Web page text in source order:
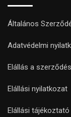
Általános
Adatvédelmi
Elállás a
Elállási nyilatkozat
Elállási tájékoztató